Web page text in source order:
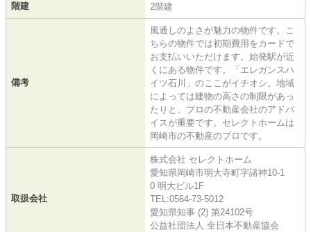
階建 2階建
備考
風通しのよさが魅力の物件です。こ
ちらの物件では初期費用をカードで
お支払いいただけます。始発駅が近
くにある物件です。「エレガンスハ
イツ石川」のここがイチオシ。地域
によっては建物の高さの制限があっ
たりと、プロの不動産会社のアドバ
イスが重要です。セレクトホームは
岡崎市の不動産のプロです。
取扱会社
株式会社 セレクトホーム
愛知県岡崎市明大寺町字諸神10-1
0 明大ビル1F
TEL:0564-73-5012
愛知県知事 (2) 第24102号
公益社団法人 全日本不動産協会